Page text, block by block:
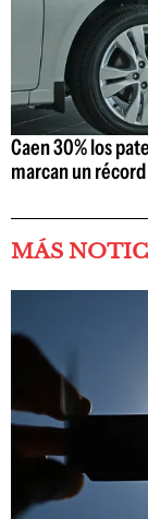
Caen 30% los
marcan un
MÁS